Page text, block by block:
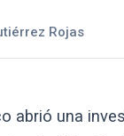
Rojas
abrió una